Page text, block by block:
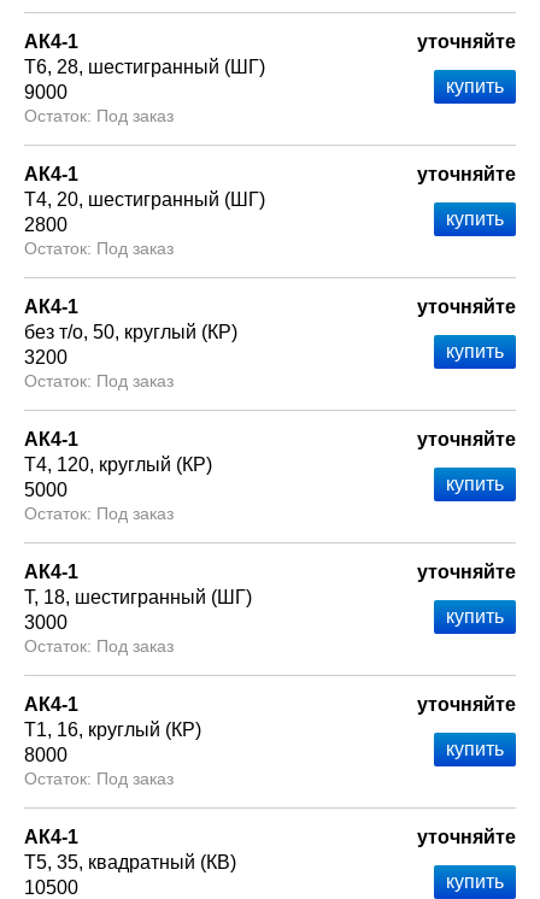
АК4-1
Т6 28 шестигранный (ШГ)
9000
Под заказ
уточняйте
АК4-1
Т4 20 шестигранный (ШГ)
2800
Под заказ
уточняйте
АК4-1
без т/о 50 круглый (КР)
3200
Под заказ
уточняйте
АК4-1
Т4 120 круглый (КР)
5000
Под заказ
уточняйте
АК4-1
Т 18 шестигранный (ШГ)
3000
Под заказ
уточняйте
АК4-1
Т1 16 круглый (КР)
8000
Под заказ
уточняйте
АК4-1
Т5 35 квадратный (КВ)
10500
уточняйте